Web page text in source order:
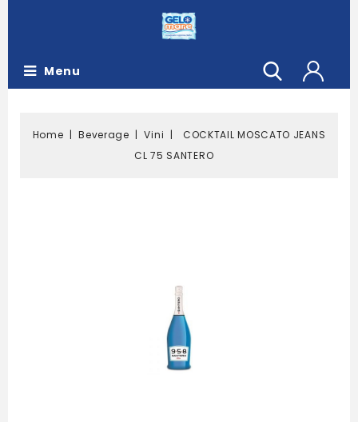
Menu
Home Beverage Vini
COCKTAIL MOSCATO JEANS
CL 75 SANTERO